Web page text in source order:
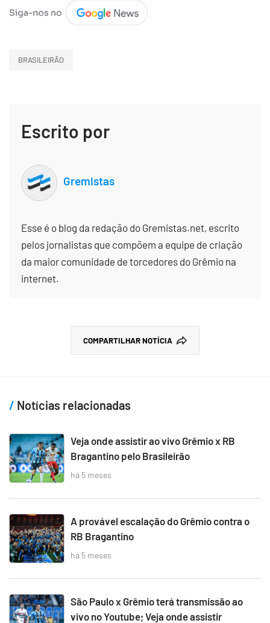
BRASILEIRÃO
Escrito por
Gremistas
Esse é o blog da redação do Gremistas.net, escrito
pelos jornalistas que compõem a equipe de criação
da maior comunidade de torcedores do Grêmio na
internet.
COMPARTILHAR NOTÍCIA
Notícias relacionadas
Veja onde assistir ao vivo Grêmio x RB
Bragantino pelo Brasileirão
há 5 meses
A provável escalação do Grêmio contra o
RB Bragantino
há 5 meses
São Paulo x Grêmio terá transmissão ao
vivo no Youtube; Veja onde assistir